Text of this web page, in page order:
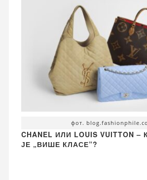
фот.
CHANEL ИЛИ LOUIS VUITTON
ЈЕ „ВИШЕ КЛАСЕ”?